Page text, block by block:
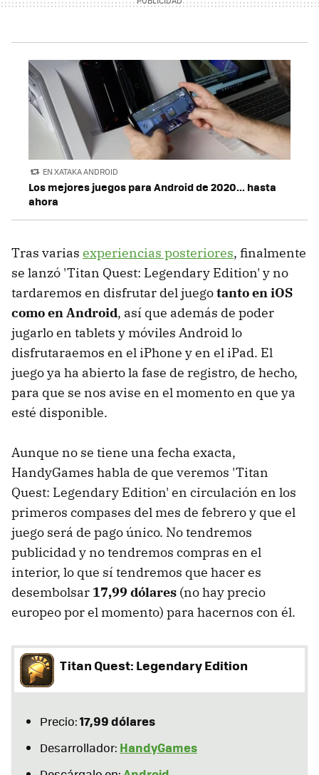
EN XATAKA ANDROID
Los mejores juegos para Android de 2020... hasta
ahora
Tras varias experiencias posteriores, finalmente
se lanzó 'Titan Quest: Legendary Edition' y no
tardaremos en disfrutar del juegotanto en iOS
como en Android, así que además de poder
jugarlo en tablets y móviles Android lo
disfrutaraemos en el iPhone y en el iPad. El
juego ya ha abierto la fase de registro, de hecho,
para que se nos avise en el momento en que ya
esté disponible.
Aunque no se tiene una fecha exacta,
HandyGames habla de que veremos 'Titan
Quest: Legendary Edition' en circulación en los
primeros compases del mes de febrero y que el
juego será de pago único. No tendremos
publicidad y no tendremos compras en el
interior, lo que sí tendremos que hacer es
desembolsar 17,99 dólares (no hay precio
europeo por el momento) para hacernos con él.
Titan Quest: Legendary Edition
Precio:17,99 dólares
Desarrollador: HandyGames